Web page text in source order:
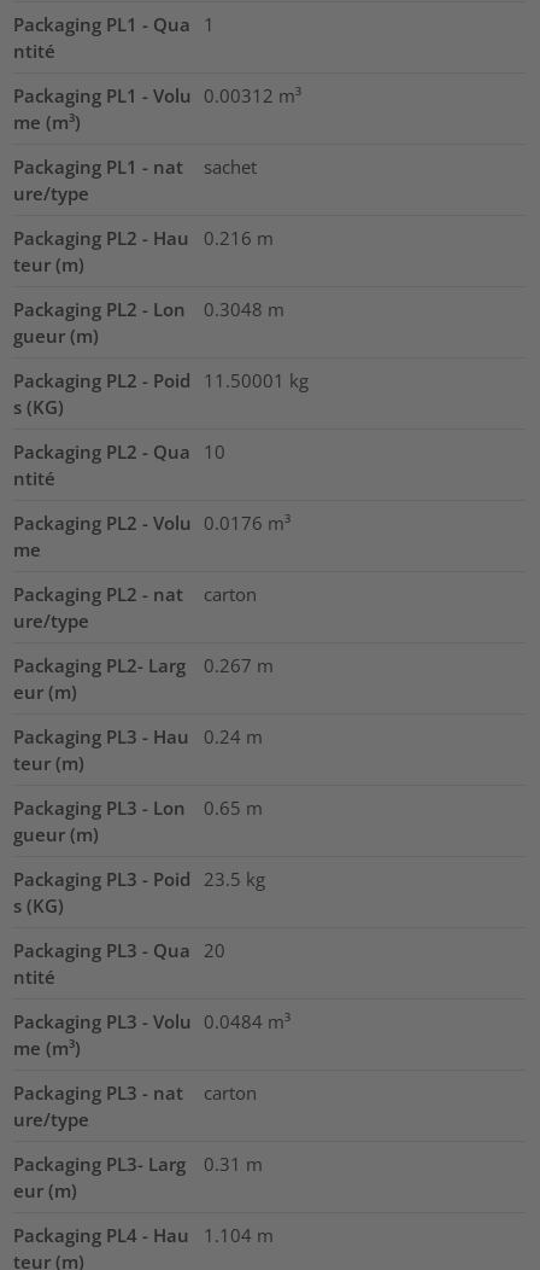
Packaging PL1 - Qua
ntité
1
Packaging PL1 - Volu
me (m³)
0.00312 m³
Packaging PL1 - nat
ure/type
sachet
Packaging PL2 - Hau
teur (m)
0.216 m
Packaging PL2 - Lon
gueur (m)
0.3048 m
Packaging PL2 - Poid
s (KG)
11.50001 kg
Packaging PL2 - Qua
ntité
10
Packaging PL2 - Volu
me
0.0176 m³
Packaging PL2 - nat
ure/type
carton
Packaging PL2- Larg
eur (m)
0.267 m
Packaging PL3 - Hau
teur (m)
0.24 m
Packaging PL3 - Lon
gueur (m)
0.65 m
Packaging PL3 - Poid
s (KG)
23.5 kg
Packaging PL3 - Qua
ntité
20
Packaging PL3 - Volu
me (m³)
0.0484 m³
Packaging PL3 - nat
ure/type
carton
Packaging PL3- Larg
eur (m)
0.31 m
Packaging PL4 - Hau
teur (m)
1.104 m